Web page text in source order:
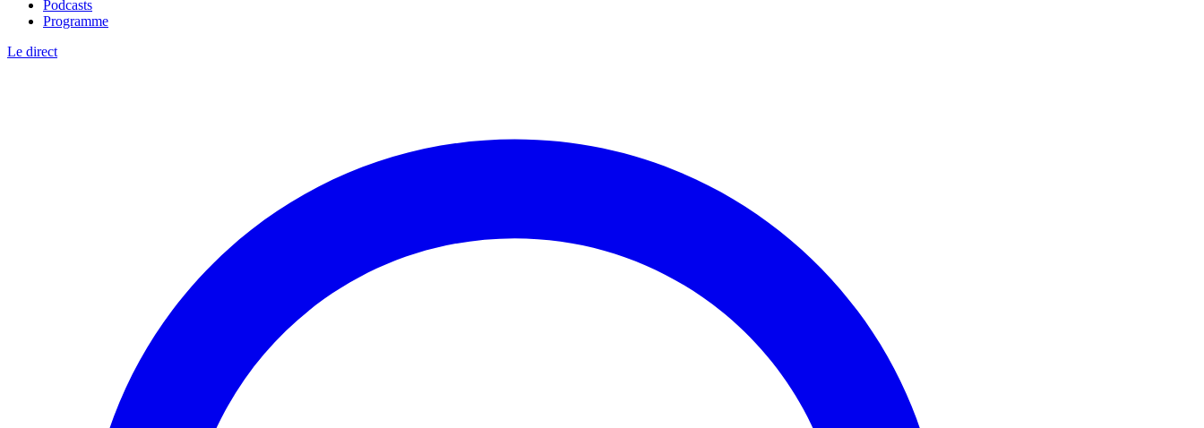
Podcasts
Programme
Le direct